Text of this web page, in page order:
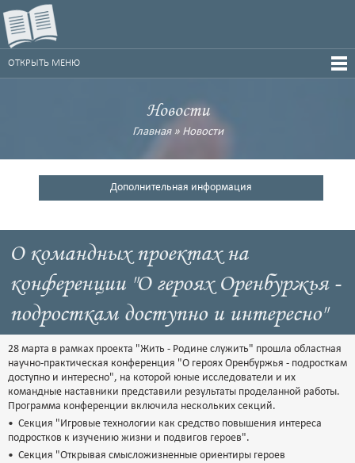
ОТКРЫТЬ МЕНЮ
Новости
Главная» Новости
Дополнительная информация
О командных проектах на
конференции "О героях Оренбуржья -
подросткам доступно и интересно"
28 марта в рамках проекта "Жить - Родине служить" прошла областная
научно-практическая конференция "О героях Оренбуржья - подросткам
доступно и интересно", на которой юные исследователи и их
командные наставники представили результаты проделанной работы.
Программа конференции включила нескольких секций.
• Секция "Игровые технологии как средство повышения интереса
подростков к изучению жизни и подвигов героев".
• Секция "Открывая смысложизненные ориентиры героев